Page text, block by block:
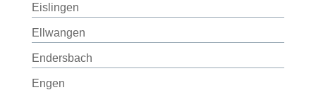
Eislingen
Ellwangen
Endersbach
Engen